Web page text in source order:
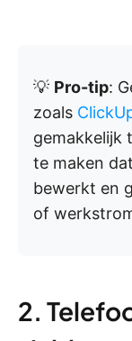
💡 Pro-tip:
zoals
gemakkelijk
te maken
bewerkt en
of
2.